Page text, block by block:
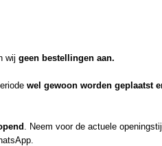
wij geen bestellingen aan.
wel gewoon worden geplaatst
. Neem voor de actuele